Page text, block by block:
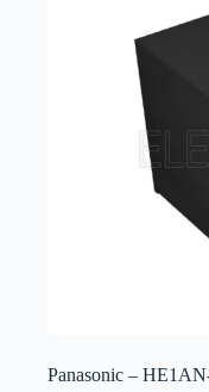
Panasonic –